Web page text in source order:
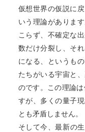
仮想世界の仮説に
いう理論がありま
こらず、不確定な
数だけ分裂し、そ
になる、というも
たちがいる宇宙と
のです。この理論
すが、多くの量子
とも矛盾しません。
そして今、最新の